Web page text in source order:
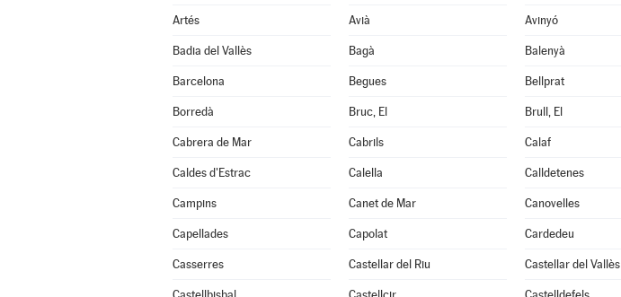
Artés Avià Avinyó
Badia del Vallès Bagà Balenyà
Barcelona Begues Bellprat
Borredà Bruc, El Brull, El
Cabrera de Mar Cabrils Calaf
Caldes d'Estrac Calella Calldetenes
Campins Canet de Mar Canovelles
Capellades Capolat Cardedeu
Casserres Castellar del Riu Castellar del Vallès